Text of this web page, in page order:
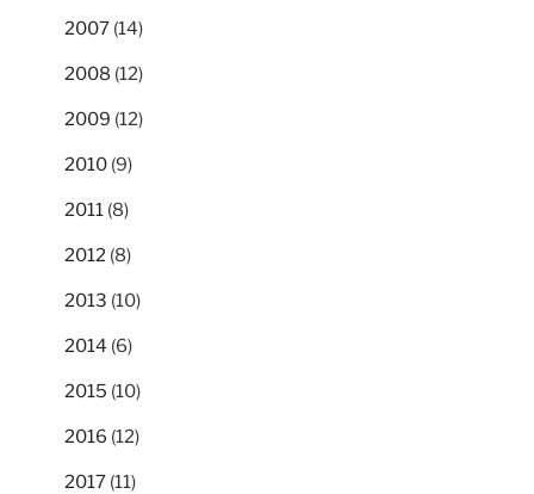
2007 (14)
2008 (12)
2009 (12)
2010 (9)
2011 (8)
2012 (8)
2013 (10)
2014 (6)
2015 (10)
2016 (12)
2017 (11)